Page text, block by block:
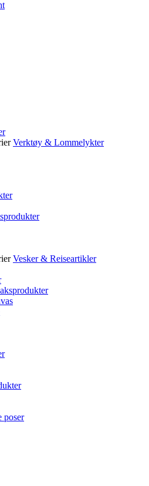
Verktøy & Lommelykter
Vesker & Reiseartikler
poser